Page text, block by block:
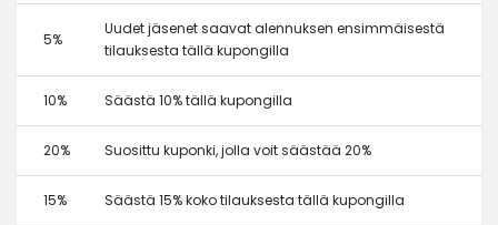
5%
Uudet jäsenet saavat alennuksen ensimmäisestä
tilauksesta tällä kupongilla
10% Säästä 10% tällä kupongilla
20% Suosittu kuponki, jolla voit säästää 20%
15% Säästä 15% koko tilauksesta tällä kupongilla